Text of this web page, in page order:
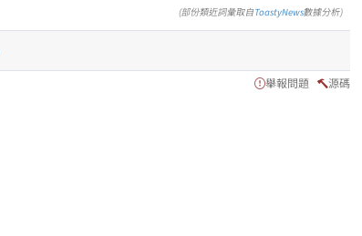
(部份類近詞彙取自ToastyNews數據分析)
舉報問題 源碼